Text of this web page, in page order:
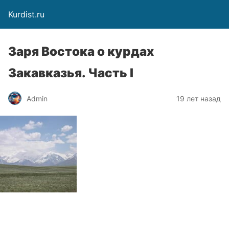
Kurdist.ru
Заря Востока о курдах
Закавказья. Часть I
Admin 19 лет назад